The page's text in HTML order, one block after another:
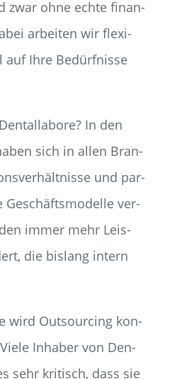
zwar ohne ech­te finan­
arbei­ten wir fle­xi­
Ihre Bedürf­nis­se
In den
sich in allen Bran­
und par­
Geschäfts­mo­del­le ver­
immer mehr Leis­
die bis­lang intern
wird Out­sour­cing kon­
Inha­ber von Den­
sehr kri­tisch, dass sie